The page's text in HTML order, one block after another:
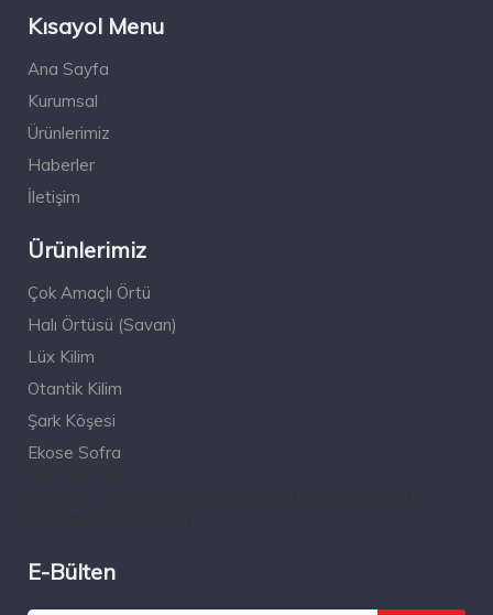
Kısayol Menu
Ana Sayfa
Kurumsal
Ürünlerimiz
Haberler
İletişim
Ürünlerimiz
Çok Amaçlı Örtü
Halı Örtüsü (Savan)
Lüx Kilim
Otantik Kilim
Şark Köşesi
Ekose Sofra
E-Bülten